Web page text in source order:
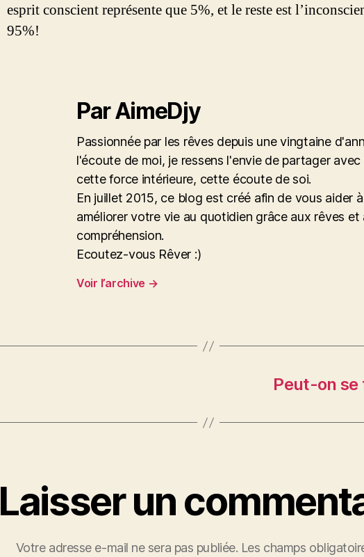
esprit conscient représente que 5%, et le reste est
95%!
Par AimeDjy
Passionnée par les rêves depuis une vingtaine
l'écoute de moi, je ressens l'envie de partager avec
cette force intérieure, cette écoute de soi.
En juillet 2015, ce blog est créé afin de vous aider à
améliorer votre vie au quotidien grâce aux rêves et
compréhension.
Ecoutez-vous Rêver :)
Voir l’archive →
Peut-on se
Laisser un
Votre adresse e-mail ne sera pas publiée. Les champs